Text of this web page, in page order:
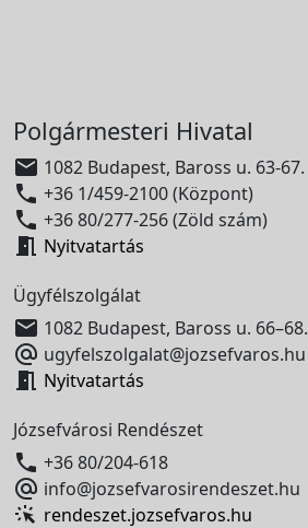
Polgármesteri Hivatal
 1082 Budapest, Baross u. 63-67.
 +36 1/459-2100 (Központ)
 +36 80/277-256 (Zöld szám)
 Nyitvatartás
Ügyfélszolgálat
 1082 Budapest, Baross u. 66–68.
 ugyfelszolgalat@jozsefvaros.hu
 Nyitvatartás
Józsefvárosi Rendészet
 +36 80/204-618
 info@jozsefvarosirendeszet.hu
rendeszet.jozsefvaros.hu